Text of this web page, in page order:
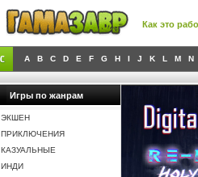
Как это
A B C D E F G H I J K L M N
Игры по жанрам
ЭКШЕН
ПРИКЛЮЧЕНИЯ
КАЗУАЛЬНЫЕ
ИНДИ